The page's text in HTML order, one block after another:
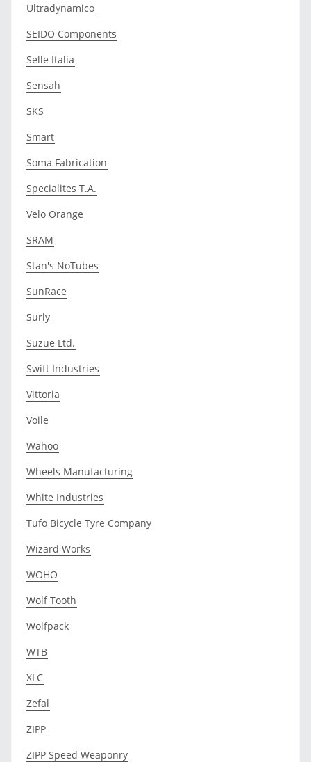
Ultradynamico
SEIDO Components
Selle Italia
Sensah
SKS
Smart
Soma Fabrication
Specialites T.A.
Velo Orange
SRAM
Stan's NoTubes
SunRace
Surly
Suzue Ltd.
Swift Industries
Vittoria
Voile
Wahoo
Wheels Manufacturing
White Industries
Tufo Bicycle Tyre Company
Wizard Works
WOHO
Wolf Tooth
Wolfpack
WTB
XLC
Zefal
ZIPP
ZIPP Speed Weaponry